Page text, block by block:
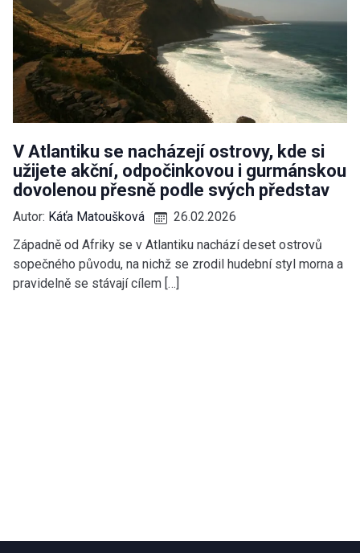
V Atlantiku se nacházejí ostrovy, kde si
užijete akční, odpočinkovou i gurmánskou
dovolenou přesně podle svých představ
Autor: Káťa Matoušková
26.02.2026
Západně od Afriky se v Atlantiku nachází deset ostrovů
sopečného původu, na nichž se zrodil hudební styl morna a
pravidelně se stávají cílem […]